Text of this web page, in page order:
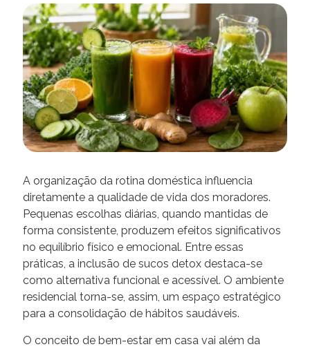
A organização da rotina doméstica influencia
diretamente a qualidade de vida dos moradores.
Pequenas escolhas diárias, quando mantidas de
forma consistente, produzem efeitos significativos
no equilíbrio físico e emocional. Entre essas
práticas, a inclusão de sucos detox destaca-se
como alternativa funcional e acessível. O ambiente
residencial torna-se, assim, um espaço estratégico
para a consolidação de hábitos saudáveis.
O conceito de bem-estar em casa vai além da